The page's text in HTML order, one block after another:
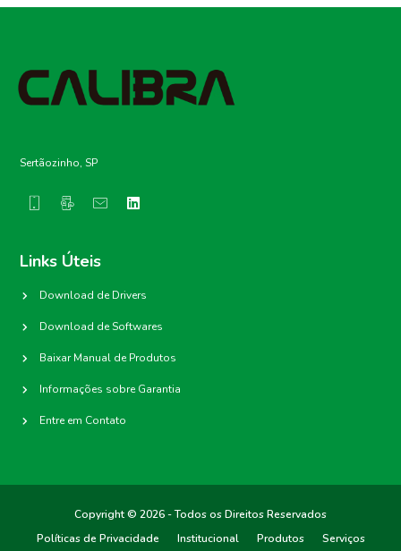
Sertãozinho, SP
Links Úteis
Download de Drivers
Download de Softwares
Baixar Manual de Produtos
Informações sobre Garantia
Entre em Contato
Copyright © 2026 - Todos os Direitos Reservados
Políticas de Privacidade
Institucional Produtos Serviços